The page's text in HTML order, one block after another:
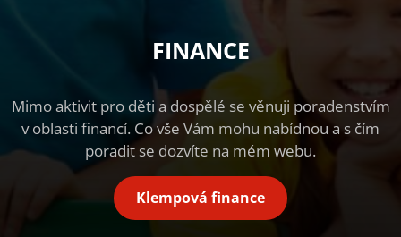
FINANCE
Mimo aktivit pro děti a dospělé se věnuji poradenstvím
v oblasti financí. Co vše Vám mohu nabídnou a s čím
poradit se dozvíte na mém webu.
Klempová finance